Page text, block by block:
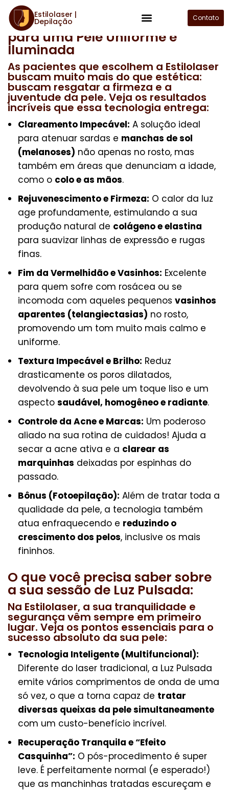
Estilolaser |
Depilação Contato
Luz Intensa Pulsada: O Segredo
para uma Pele Uniforme e
Iluminada
As pacientes que escolhem a Estilolaser
buscam muito mais do que estética:
buscam resgatar a firmeza e a
juventude da pele. Veja os resultados
incríveis que essa tecnologia entrega:
Clareamento Impecável: A solução ideal
para atenuar sardas e manchas de sol
(melanoses) não apenas no rosto, mas
também em áreas que denunciam a idade,
como o colo e as mãos.
Rejuvenescimento e Firmeza: O calor da luz
age profundamente, estimulando a sua
produção natural de colágeno e elastina
para suavizar linhas de expressão e rugas
finas.
Fim da Vermelhidão e Vasinhos: Excelente
para quem sofre com rosácea ou se
incomoda com aqueles pequenos vasinhos
aparentes (telangiectasias) no rosto,
promovendo um tom muito mais calmo e
uniforme.
Textura Impecável e Brilho: Reduz
drasticamente os poros dilatados,
devolvendo à sua pele um toque liso e um
aspecto saudável, homogêneo e radiante.
Controle da Acne e Marcas: Um poderoso
aliado na sua rotina de cuidados! Ajuda a
secar a acne ativa e a clarear as
marquinhas deixadas por espinhas do
passado.
Bônus (Fotoepilação): Além de tratar toda a
qualidade da pele, a tecnologia também
atua enfraquecendo e reduzindo o
crescimento dos pelos, inclusive os mais
fininhos.
O que você precisa saber sobre
a sua sessão de Luz Pulsada:
Na Estilolaser, a sua tranquilidade e
segurança vêm sempre em primeiro
lugar. Veja os pontos essenciais para o
sucesso absoluto da sua pele:
Tecnologia Inteligente (Multifuncional):
Diferente do laser tradicional, a Luz Pulsada
emite vários comprimentos de onda de uma
só vez, o que a torna capaz de tratar
diversas queixas da pele simultaneamente
com um custo-benefício incrível.
Recuperação Tranquila e “Efeito
Casquinha”: O pós-procedimento é super
leve. É perfeitamente normal (e esperado!)
que as manchinhas tratadas escureçam e